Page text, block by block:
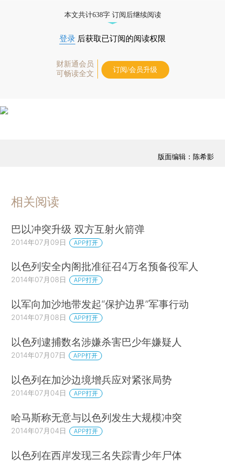
本文共计638字 订阅后继续阅读
登录 后获取已订阅的阅读权限
财新通会员
可畅读全文
订阅/会员升级
版面编辑：陈希影
相关阅读
巴以冲突升级 双方互射火箭弹
2014年07月09日 APP打开
以色列安全内阁批准征召4万名预备役军人
2014年07月08日 APP打开
以军向加沙地带发起“保护边界”军事行动
2014年07月08日 APP打开
以色列逮捕数名涉嫌杀害巴少年嫌疑人
2014年07月07日 APP打开
以色列在加沙边境增兵应对紧张局势
2014年07月04日 APP打开
哈马斯称无意与以色列发生大规模冲突
2014年07月04日 APP打开
以色列在西岸发现三名失踪青少年尸体